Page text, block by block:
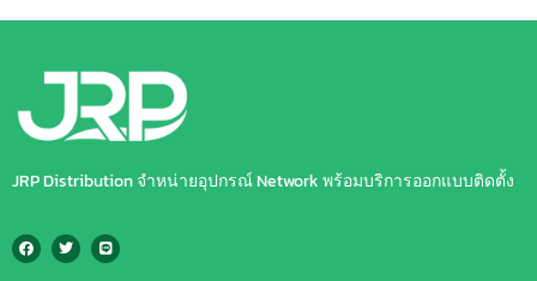
JRP Distribution จำหน่ายอุปกรณ์ Network พร้อมบริการออกแบบติดตั้ง